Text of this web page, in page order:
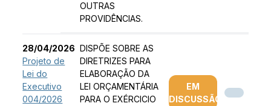
OUTRAS
PROVIDÊNCIAS.
28/04/2026
Projeto de
Lei do
Executivo
004/2026
DISPÕE SOBRE AS
DIRETRIZES PARA
ELABORAÇÃO DA
LEI ORÇAMENTÁRIA
PARA O EXÉRCICIO
EM
DISCUSSÃO